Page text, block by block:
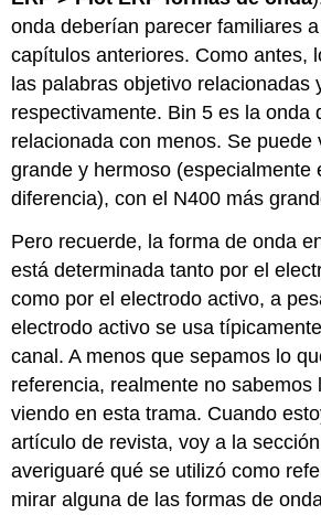
onda deberían parecer familiares
capítulos anteriores. Como antes,
las palabras objetivo relacionadas
respectivamente. Bin 5 es la onda
relacionada con menos. Se puede
grande y hermoso (especialmente
diferencia), con el N400 más
Pero recuerde, la forma de onda
está determinada tanto por el
como por el electrodo activo, a
electrodo activo se usa
canal. A menos que sepamos lo
referencia, realmente no sabemos
viendo en esta trama. Cuando
artículo de revista, voy a la
averiguaré qué se utilizó como
mirar alguna de las formas de